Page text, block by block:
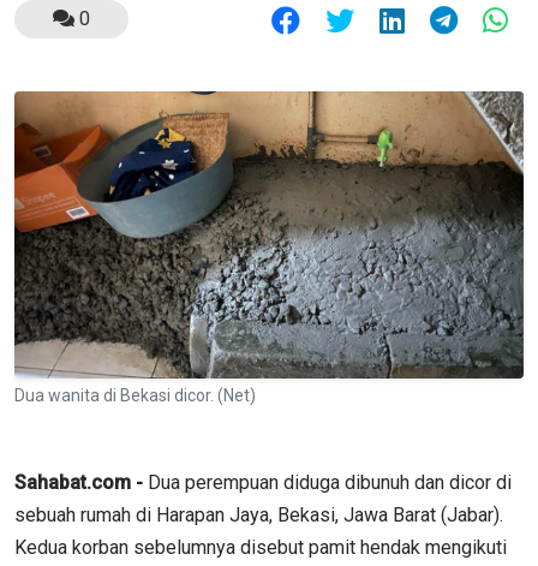
0
Dua wanita di Bekasi dicor. (Net)
Sahabat.com - Dua perempuan diduga dibunuh dan dicor di
sebuah rumah di Harapan Jaya, Bekasi, Jawa Barat (Jabar).
Kedua korban sebelumnya disebut pamit hendak mengikuti